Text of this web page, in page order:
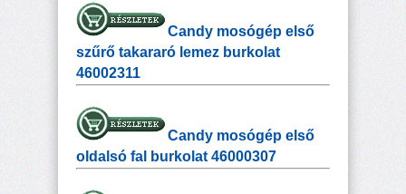
Candy mosógép első
szűrő takararó lemez burkolat
46002311
Candy mosógép első
oldalsó fal burkolat 46000307